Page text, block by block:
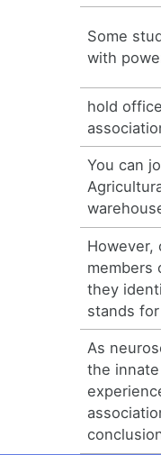
Some
with
hold
You can
However,
members
they
stands
As
the